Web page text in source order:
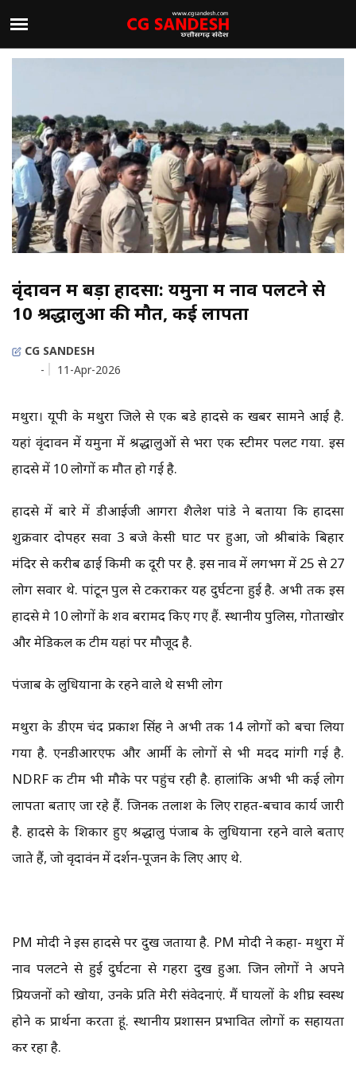
वृंदावन में बड़ा हादसा: यमुना में नाव पलटने से
10 श्रद्धालुओं की मौत, कई लापता
CG SANDESH
-
11-Apr-2026
मथुरा। यूपी के मथुरा जिले से एक बडे हादसे की खबर सामने आई है.
यहां वृंदावन में यमुना में श्रद्धालुओं से भरा एक स्टीमर पलट गया. इस
हादसे में 10 लोगों की मौत हो गई है.
हादसे में बारे में डीआईजी आगरा शैलेश पांडे ने बताया कि हादसा
शुक्रवार दोपहर सवा 3 बजे केसी घाट पर हुआ, जो श्रीबांके बिहार
मंदिर से करीब ढाई किमी की दूरी पर है. इस नाव में लगभग में 25 से 27
लोग सवार थे. पांटून पुल से टकराकर यह दुर्घटना हुई है. अभी तक इस
हादसे मे 10 लोगों के शव बरामद किए गए हैं. स्थानीय पुलिस, गोताखोर
और मेडिकल की टीम यहां पर मौजूद है.
पंजाब के लुधियाना के रहने वाले थे सभी लोग
मथुरा के डीएम चंद प्रकाश सिंह ने अभी तक 14 लोगों को बचा लिया
गया है. एनडीआरएफ और आर्मी के लोगों से भी मदद मांगी गई है.
NDRF की टीम भी मौके पर पहुंच रही है. हालांकि अभी भी कई लोग
लापता बताए जा रहे हैं. जिनकी तलाश के लिए राहत-बचाव कार्य जारी
है. हादसे के शिकार हुए श्रद्धालु पंजाब के लुधियाना रहने वाले बताए
जाते हैं, जो वृदावंन में दर्शन-पूजन के लिए आए थे.
PM मोदी ने इस हादसे पर दुख जताया है. PM मोदी ने कहा- मथुरा में
नाव पलटने से हुई दुर्घटना से गहरा दुख हुआ. जिन लोगों ने अपने
प्रियजनों को खोया, उनके प्रति मेरी संवेदनाएं. मैं घायलों के शीघ्र स्वस्थ
होने की प्रार्थना करता हूं. स्थानीय प्रशासन प्रभावित लोगों की सहायता
कर रहा है.